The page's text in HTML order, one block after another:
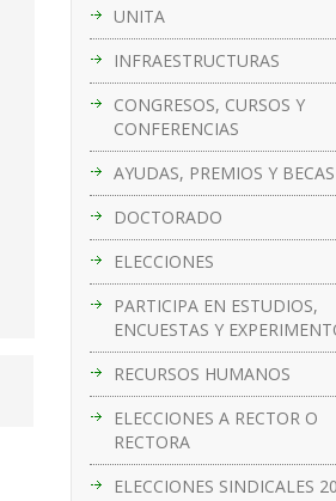
UNITA
INFRAESTRUCTURAS
CONGRESOS, CURSOS Y
CONFERENCIAS
AYUDAS, PREMIOS Y BECAS
DOCTORADO
ELECCIONES
PARTICIPA EN ESTUDIOS,
ENCUESTAS Y
RECURSOS HUMANOS
ELECCIONES A RECTOR O
RECTORA
ELECCIONES SINDICALES